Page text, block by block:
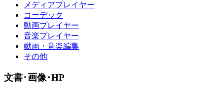
メディアプレイヤー
コーデック
動画プレイヤー
音楽プレイヤー
動画・音楽編集
その他
文書･画像･HP